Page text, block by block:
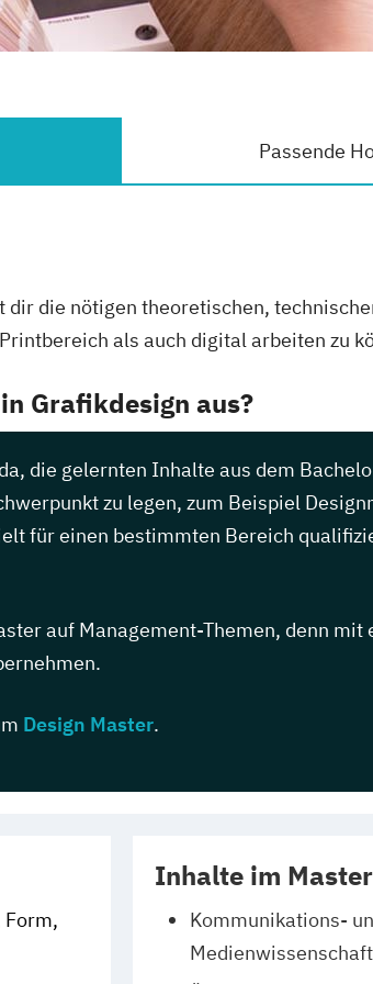
Passende
die nötigen theoretischen,
als auch digital arbeiten zu
Grafikdesign aus?
die gelernten Inhalte aus dem
zu legen, zum Beispiel
für einen bestimmten Bereich
auf Management-Themen, denn mit
Design Master.
Form,
Inhalte im
Kommunikations-